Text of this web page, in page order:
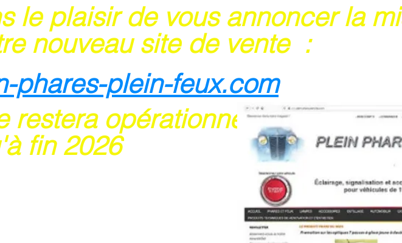
le plaisir de vous annoncer la
nouveau site de vente :
phares-plein-feux.com
restera opérationnel
2026